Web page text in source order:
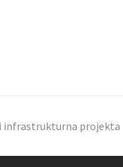
infrastrukturna projekta